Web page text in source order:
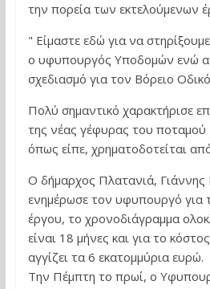
την πορεία των εκτελούμενων
" Είμαστε εδώ για να
ο υφυπουργός Υποδομών ενώ
σχεδιασμό για τον Βόρειο
Πολύ σημαντικό χαρακτήρισε
της νέας γέφυρας του ποταμού
όπως είπε, χρηματοδοτείται
Ο δήμαρχος Πλατανιά,
ενημέρωσε τον υφυπουργό για
έργου, το χρονοδιάγραμμα
είναι 18 μήνες και για το
αγγίζει τα 6 εκατομμύρια ευρώ.
Την Πέμπτη το πρωί, ο